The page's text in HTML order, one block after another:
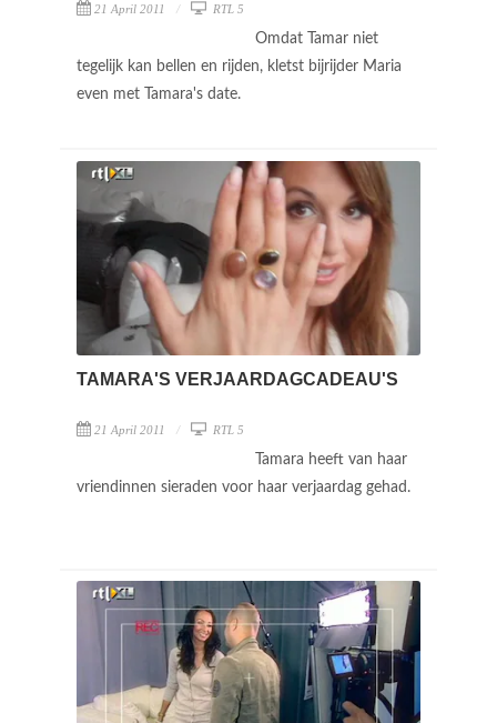
21 April 2011 RTL 5
Omdat Tamar niet
tegelijk kan bellen en rijden, kletst bijrijder Maria
even met Tamara's date.
TAMARA'S VERJAARDAGCADEAU'S
21 April 2011 RTL 5
Tamara heeft van haar
vriendinnen sieraden voor haar verjaardag gehad.